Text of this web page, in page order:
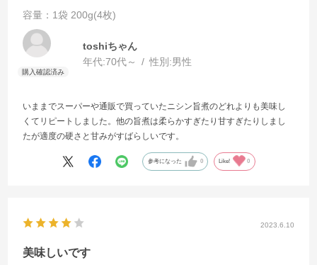
容量：1袋 200g(4枚)
toshiちゃん
年代:70代～ 性別:男性
いままでスーパーや通販で買っていたニシン旨煮のどれよりも美味し
くてリピートしました。他の旨煮は柔らかすぎたり甘すぎたりしまし
たが適度の硬さと甘みがすばらしいです。
参考になった 0 Like! 0
2023.6.10
美味しいです